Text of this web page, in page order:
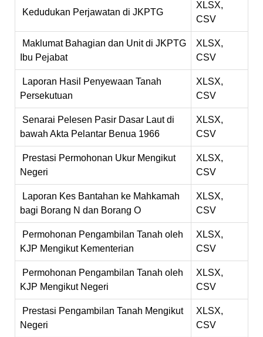
Kedudukan Perjawatan di JKPTG
XLSX,
CSV
Maklumat Bahagian dan Unit di JKPTG
Ibu Pejabat
XLSX,
CSV
Laporan Hasil Penyewaan Tanah
Persekutuan
XLSX,
CSV
Senarai Pelesen Pasir Dasar Laut di
bawah Akta Pelantar Benua 1966
XLSX,
CSV
Prestasi Permohonan Ukur Mengikut
Negeri
XLSX,
CSV
Laporan Kes Bantahan ke Mahkamah
bagi Borang N dan Borang O
XLSX,
CSV
Permohonan Pengambilan Tanah oleh
KJP Mengikut Kementerian
XLSX,
CSV
Permohonan Pengambilan Tanah oleh
KJP Mengikut Negeri
XLSX,
CSV
Prestasi Pengambilan Tanah Mengikut
Negeri
XLSX,
CSV